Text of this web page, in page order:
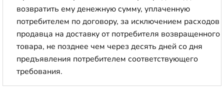
возвратить ему денежную сумму, уплаченную
потребителем по договору, за исключением расходов
продавца на доставку от потребителя возвращенного
товара, не позднее чем через десять дней со дня
предъявления потребителем соответствующего
требования.